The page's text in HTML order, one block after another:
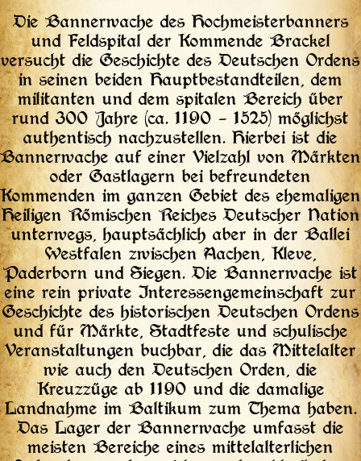
Die Bannerwache des Hochmeisterbanners
und Feldspital der Kommende Brackel
versucht die Geschichte des Deutschen Ordens
in seinen beiden Hauptbestandteilen, dem
militanten und dem spitalen Bereich über
rund 300 Jahre (ca. 1190 – 1525) möglichst
authentisch nachzustellen. Hierbei ist die
Bannerwache auf einer Vielzahl von Märkten
oder Gastlagern bei befreundeten
Kommenden im ganzen Gebiet des ehemaligen
Heiligen Römischen Reiches Deutscher Nation
unterwegs, hauptsächlich aber in der Ballei
Westfalen zwischen Aachen, Kleve,
Paderborn und Siegen. Die Bannerwache ist
eine rein private Interessengemeinschaft zur
Geschichte des historischen Deutschen Ordens
und für Märkte, Stadtfeste und schulische
Veranstaltungen buchbar, die das Mittelalter
wie auch den Deutschen Orden, die
Kreuzzüge ab 1190 und die damalige
Landnahme im Baltikum zum Thema haben.
Das Lager der Bannerwache umfasst die
meisten Bereiche eines mittelalterlichen